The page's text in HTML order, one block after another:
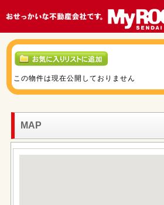
この物件は現在公開しておりません
MAP